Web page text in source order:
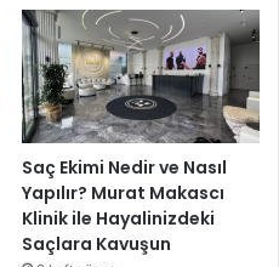
Saç Ekimi Nedir ve Nasıl
Yapılır? Murat Makascı
Klinik ile Hayalinizdeki
Saçlara Kavuşun